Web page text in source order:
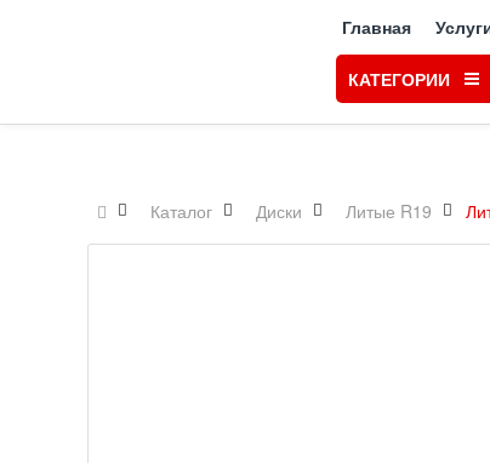
Главная
КАТЕГОРИИ
Каталог Диски Литые R19